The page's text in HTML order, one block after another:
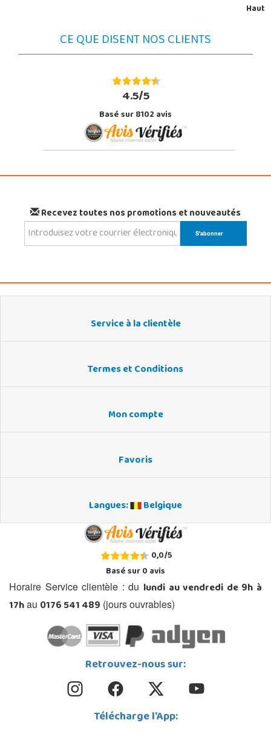
Haut
CE QUE DISENT NOS CLIENTS
4.5/5
Basé sur 8102 avis
Recevez toutes nos promotions et nouveautés
Service à la clientèle
Termes et Conditions
Mon compte
Favoris
Langues: Belgique
0,0/5
Basé sur0avis
Horaire Service clientèle : du lundi au vendredi de 9h à
17hau 0176 541 489 (jours ouvrables)
Retrouvez-nous sur:
Télécharge l'App: